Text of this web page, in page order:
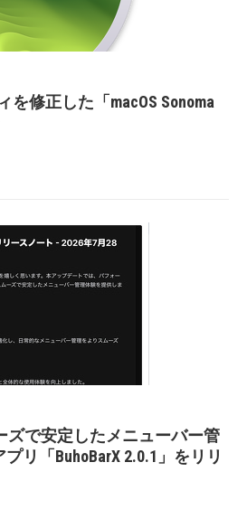
を修正した「macOS Sonoma
ズで安定したメニューバー管
リ「BuhoBarX 2.0.1」をリリ